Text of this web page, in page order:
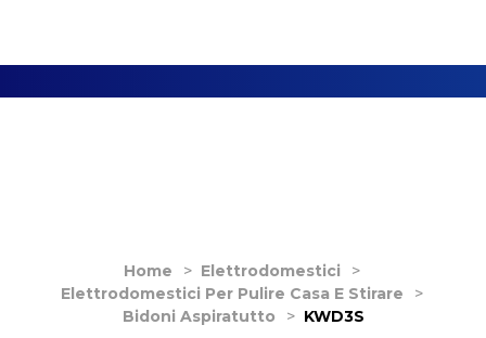
Home > Elettrodomestici
>
Elettrodomestici Per Pulire Casa E Stirare
>
Bidoni Aspiratutto
> KWD3S